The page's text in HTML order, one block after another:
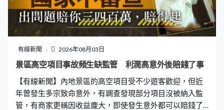
有線新聞 2026年08月03日
景區高空項目事故頻生缺監管 利潤高意外後賠錢了事
【有線新聞】內地景區的高空項目受不少遊客歡迎，但近
年曾發生多宗致命意外，有調查發現部分項目沒被納入監
管，有商家更稱因收益龐大，即使發生意外都可以賠錢了